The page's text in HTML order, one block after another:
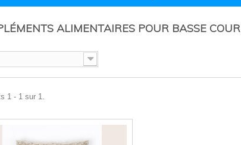
ALIMENTAIRES POUR BASSE COUR
1 - 1 sur 1.